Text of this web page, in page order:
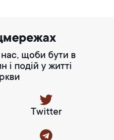
щоби бути в
і подій у житті
Twitter